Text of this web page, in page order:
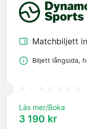
Matchbiljett
Biljett långsida,
Läs mer/Boka
3 190 kr